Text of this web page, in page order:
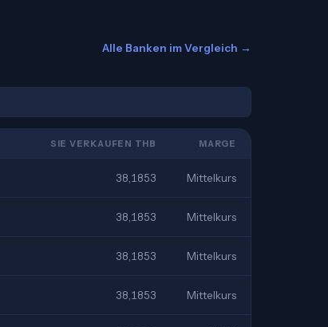
Alle Banken im Vergleich →
SIE VERKAUFEN THB MARGE
38,1853 Mittelkurs
38,1853 Mittelkurs
38,1853 Mittelkurs
38,1853 Mittelkurs